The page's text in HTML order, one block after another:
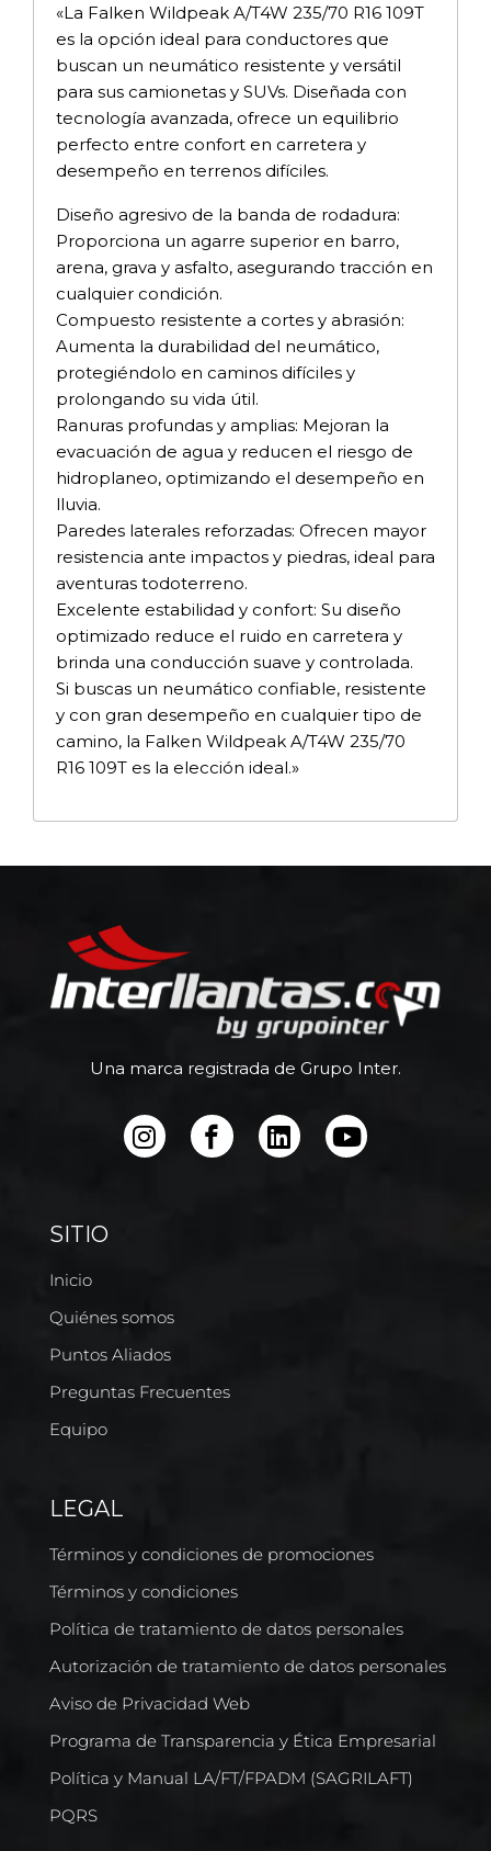
«La Falken Wildpeak A/T4W 235/70 R16 109T
es la opción ideal para conductores que
buscan un neumático resistente y versátil
para sus camionetas y SUVs. Diseñada con
tecnología avanzada, ofrece un equilibrio
perfecto entre confort en carretera y
desempeño en terrenos difíciles.
Diseño agresivo de la banda de rodadura:
Proporciona un agarre superior en barro,
arena, grava y asfalto, asegurando tracción en
cualquier condición.
Compuesto resistente a cortes y abrasión:
Aumenta la durabilidad del neumático,
protegiéndolo en caminos difíciles y
prolongando su vida útil.
Ranuras profundas y amplias: Mejoran la
evacuación de agua y reducen el riesgo de
hidroplaneo, optimizando el desempeño en
lluvia.
Paredes laterales reforzadas: Ofrecen mayor
resistencia ante impactos y piedras, ideal para
aventuras todoterreno.
Excelente estabilidad y confort: Su diseño
optimizado reduce el ruido en carretera y
brinda una conducción suave y controlada.
Si buscas un neumático confiable, resistente
y con gran desempeño en cualquier tipo de
camino, la Falken Wildpeak A/T4W 235/70
R16 109T es la elección ideal.»
Una marca registrada de Grupo Inter.
SITIO
Inicio
Quiénes somos
Puntos Aliados
Preguntas Frecuentes
Equipo
LEGAL
Términos y condiciones de promociones
Términos y condiciones
Política de tratamiento de datos personales
Autorización de tratamiento de datos personales
Aviso de Privacidad Web
Programa de Transparencia y Ética Empresarial
Política y Manual LA/FT/FPADM (SAGRILAFT)
PQRS